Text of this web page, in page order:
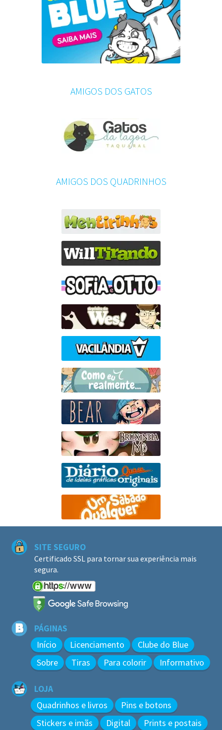
AMIGOS DOS GATOS
AMIGOS DOS QUADRINHOS
SITE SEGURO
Certificado SSL para tornar sua experiência mais
segura.
PÁGINAS
Início Licenciamento
Clube do Blue
Sobre
Tiras Para colorir Informativo
LOJA
Quadrinhos e livros
Pins e botons
Stickers e imãs
Digital Prints e postais